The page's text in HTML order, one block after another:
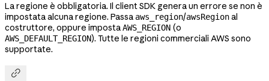
La regione è obbligatoria. Il client SDK genera un errore se non è
impostata alcuna regione. Passa aws_region/awsRegional
costruttore, oppure impostaAWS_REGION (o
AWS_DEFAULT_REGION). Tutte le regioni commerciali AWS sono
supportate.
